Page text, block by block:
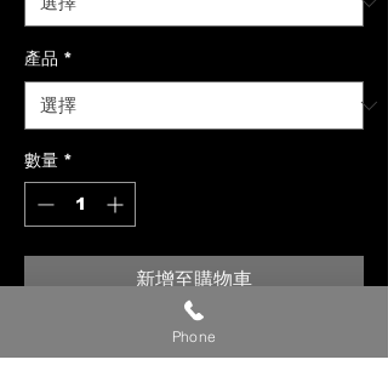
產品 *
數量 *
新增至購物車
Phone